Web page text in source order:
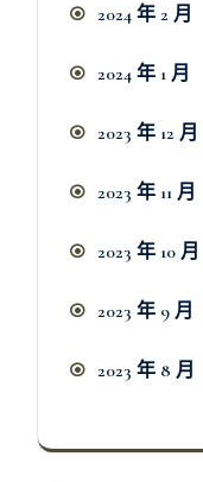
2024 年 2 月
2024 年 1 月
2023 年 12 月
2023 年 11 月
2023 年 10 月
2023 年 9 月
2023 年 8 月